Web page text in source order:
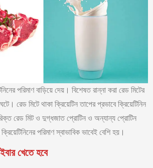
পরিমাণ বাড়িয়ে দেয়। বিশেষত রান্না করা রেড মিটের
রেড মিটে থাকা ক্রিয়েটিন তাপের প্রভাবে ক্রিয়েটিনিন
রেড মিট ও দুগ্ধজাত প্রোটিন ও অন্যান্য প্রোটিন
পরিমাণ স্বাভাবিক ভাবেই বেশি হয়।
খেতে হবে